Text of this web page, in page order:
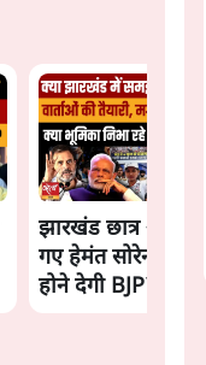
झारखंड छात्र
गए हेमंत सोरेन,
होने देगी BJP?